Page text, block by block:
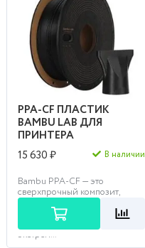
PPA-CF ПЛАСТИК
BAMBU LAB ДЛЯ
ПРИНТЕРА
15 630 ₽
В наличии
Bambu PPA-CF — это
сверхпрочный композит,
армированный углеволокном,
созданный для замены
металлических деталей в
экстрем...